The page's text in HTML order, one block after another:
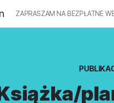
ZAPRASZAM NA BEZPŁATNE